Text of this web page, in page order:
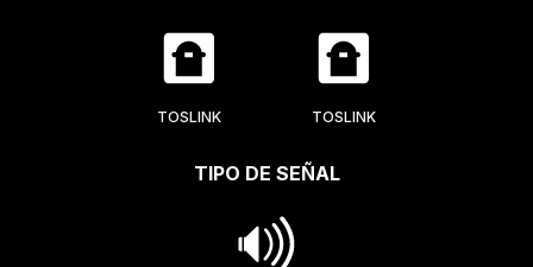
TOSLINK TOSLINK
TIPO DE SEÑAL